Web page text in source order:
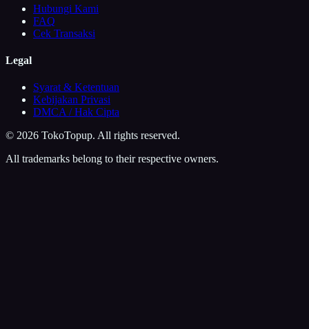
Hubungi Kami
FAQ
Cek Transaksi
Legal
Syarat & Ketentuan
Kebijakan Privasi
DMCA / Hak Cipta
© 2026 TokoTopup. All rights reserved.
All trademarks belong to their respective owners.